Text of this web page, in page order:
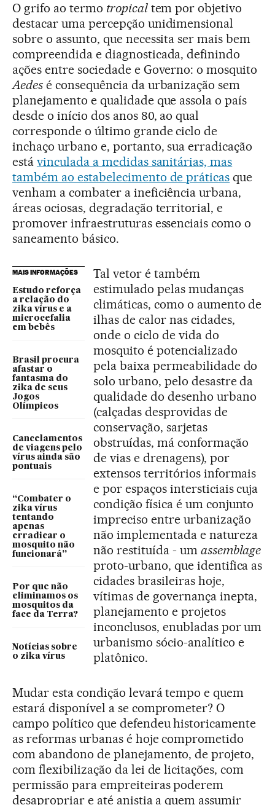
O grifo ao termo tropicaltem por objetivo
destacar uma percepção unidimensional
sobre o assunto, que necessita ser mais bem
compreendida e diagnosticada, definindo
ações entre sociedade e Governo: o mosquito
Aedesé consequência da urbanização sem
planejamento e qualidade que assola o país
desde o início dos anos 80, ao qual
corresponde o último grande ciclo de
inchaço urbano e, portanto, sua erradicação
está vinculada a medidas sanitárias, mas
também ao estabelecimento de práticas que
venham a combater a ineficiência urbana,
áreas ociosas, degradação territorial, e
promover infraestruturas essenciais como o
saneamento básico.
MAIS INFORMAÇÕES
Estudo reforça
a relação do
zika vírus e a
microcefalia
em bebês
Brasil procura
afastar o
fantasma do
zika de seus
Jogos
Olímpicos
Cancelamentos
de viagens pelo
vírus ainda são
pontuais
“Combater o
zika vírus
tentando
apenas
erradicar o
mosquito não
funcionará”
Por que não
eliminamos os
mosquitos da
face da Terra?
Notícias sobre
o zika vírus
Tal vetor é também
estimulado pelas mudanças
climáticas, como o aumento de
ilhas de calor nas cidades,
onde o ciclo de vida do
mosquito é potencializado
pela baixa permeabilidade do
solo urbano, pelo desastre da
qualidade do desenho urbano
(calçadas desprovidas de
conservação, sarjetas
obstruídas, má conformação
de vias e drenagens), por
extensos territórios informais
e por espaços intersticiais cuja
condição física é um conjunto
impreciso entre urbanização
não implementada e natureza
não restituída - um assemblage
proto-urbano, que identifica as
cidades brasileiras hoje,
vítimas de governança inepta,
planejamento e projetos
inconclusos, enubladas por um
urbanismo sócio-analítico e
platônico.
Mudar esta condição levará tempo e quem
estará disponível a se comprometer? O
campo político que defendeu historicamente
as reformas urbanas é hoje comprometido
com abandono de planejamento, de projeto,
com flexibilização da lei de licitações, com
permissão para empreiteiras poderem
desapropriar e até anistia a quem assumir